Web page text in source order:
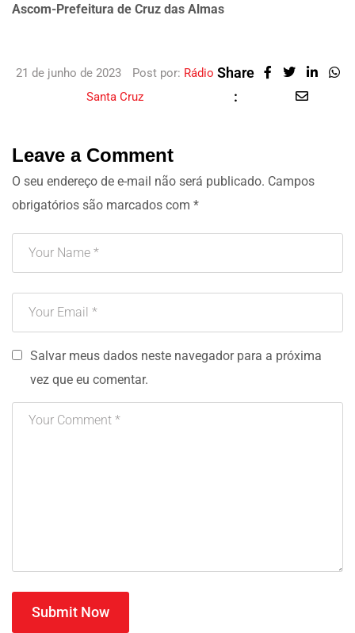
Ascom-Prefeitura de Cruz das Almas
21 de junho de 2023 Post por: Rádio
Santa Cruz
Share
:
Leave a Comment
O seu endereço de e-mail não será publicado. Campos
obrigatórios são marcados com *
Salvar meus dados neste navegador para a próxima
vez que eu comentar.
Submit Now